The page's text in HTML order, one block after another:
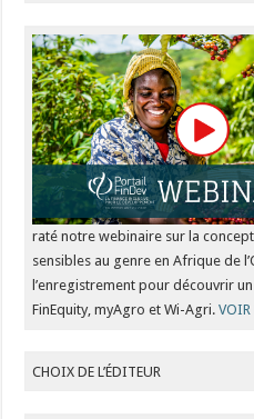
raté notre webinaire sur la
sensibles au genre en Afrique de
l’enregistrement pour découvrir
FinEquity, myAgro et Wi-Agri.VOIR
CHOIX DE L’ÉDITEUR